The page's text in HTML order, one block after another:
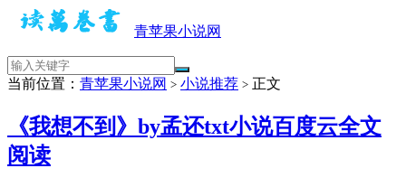
青苹果小说网
当前位置： 青苹果小说网 > 小说推荐 > 正文
《我想不到》by孟还txt小说百度云全文
阅读